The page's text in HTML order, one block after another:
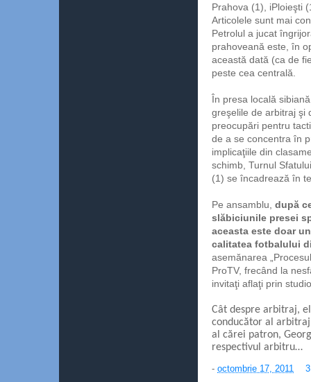
Prahova (1), iPloieşti
Articolele sunt mai
Petrolul a jucat
prahoveană este, în
această dată (ca de
peste cea centrală.
În presa locală
greşelile de arbitraj şi
preocupări pentru
de a se concentra în
implicaţiile din
schimb, Turnul
(1) se încadrează în
Pe ansamblu, după
slăbiciunile presei
aceasta este doar
calitatea fotbalului
asemănarea
ProTV, frecând la
invitaţi aflaţi prin
Cât despre arbitraj,
conducător al
al cărei patron,
respectivul arbitru…
- octombrie 17, 2011